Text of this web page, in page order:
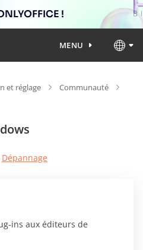
!
MENU
et réglage
Communauté
Dépannage
ins aux éditeurs de